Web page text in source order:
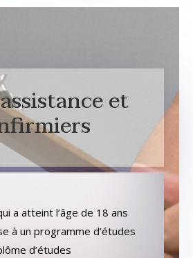
et
a atteint l’âge de 18 ans
à un programme d’études
d’études